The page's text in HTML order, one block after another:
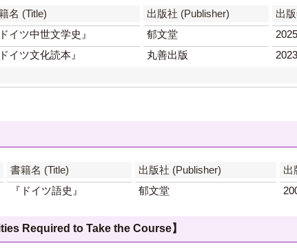
名 (Title) 出版社 (Publisher)
出
ドイツ中世文学史』 郁文堂
2025
ドイツ文化読本』 丸善出版
2023
書籍名 (Title) 出版社 (Publisher)
出
『ドイツ語史』 郁文堂
Required to Take the Course】